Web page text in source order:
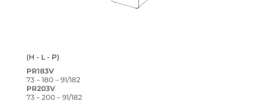
(H - L - P)
PR183V
73 – 180 – 91/182
PR203V
73 – 200 – 91/182